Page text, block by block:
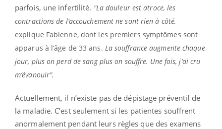
parfois, une infertilité. "La douleur est atroce, les
contractions de l’accouchement ne sont rien à côté,
explique Fabienne, dont les premiers symptômes sont
apparus à l’âge de 33 ans. La souffrance augmente chaque
jour, plus on perd de sang plus on souffre. Une fois, j’ai cru
m’évanouir".
Actuellement, il n’existe pas de dépistage préventif de
la maladie. C’est seulement si les patientes souffrent
anormalement pendant leurs règles que des examens